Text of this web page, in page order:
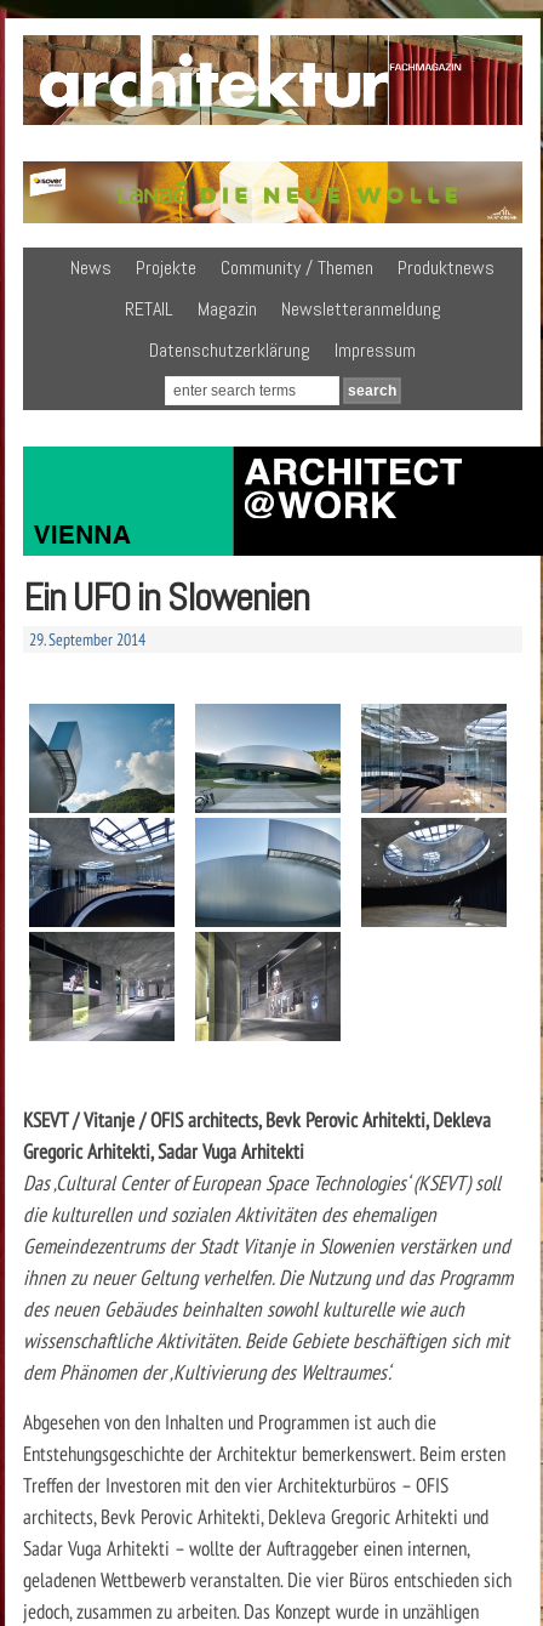
News Projekte Community / Themen
Produktnews
RETAIL
Magazin
Newsletteranmeldung
Datenschutzerklärung
Impressum
Ein UFO in Slowenien
29. September 2014
KSEVT / Vitanje / OFIS architects, Bevk Perovic Arhitekti, Dekleva
Gregoric Arhitekti, Sadar Vuga Arhitekti
Das ‚Cultural Center of European Space Technologies‘ (KSEVT) soll
die kulturellen und sozialen Aktivitäten des ehemaligen
Gemeindezentrums der Stadt Vitanje in Slowenien verstärken und
ihnen zu neuer Geltung verhelfen. Die Nutzung und das Programm
des neuen Gebäudes beinhalten sowohl kulturelle wie auch
wissenschaftliche Aktivitäten. Beide Gebiete beschäftigen sich mit
dem Phänomen der ‚Kultivierung des Weltraumes‘.
Abgesehen von den Inhalten und Programmen ist auch die
Entstehungsgeschichte der Architektur bemerkenswert. Beim ersten
Treffen der Investoren mit den vier Architekturbüros – OFIS
architects, Bevk Perovic Arhitekti, Dekleva Gregoric Arhitekti und
Sadar Vuga Arhitekti – wollte der Auftraggeber einen internen,
geladenen Wettbewerb veranstalten. Die vier Büros entschieden sich
jedoch, zusammen zu arbeiten. Das Konzept wurde in unzähligen